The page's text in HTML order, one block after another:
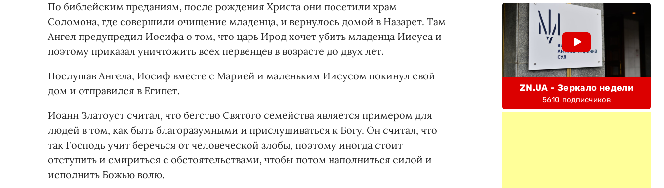
По библейским преданиям, после рождения Христа они посетили храм
Соломона, где совершили очищение младенца, и вернулось домой в Назарет. Там
Ангел предупредил Иосифа о том, что царь Ирод хочет убить младенца Иисуса и
поэтому приказал уничтожить всех первенцев в возрасте до двух лет.
Послушав Ангела, Иосиф вместе с Марией и маленьким Иисусом покинул свой
дом и отправился в Египет.
Иоанн Златоуст считал, что бегство Святого семейства является примером для
людей в том, как быть благоразумными и прислушиваться к Богу. Он считал, что
так Господь учит беречься от человеческой злобы, поэтому иногда стоит
отступить и смириться с обстоятельствами, чтобы потом наполниться силой и
исполнить Божью волю.
ZN.UA - Зеркало недели
5610 подписчиков